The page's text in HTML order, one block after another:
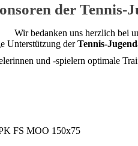
der Tennis-
Wir bedanken uns herzlich bei
Unterstützung derTennis-
und -spielern optimale